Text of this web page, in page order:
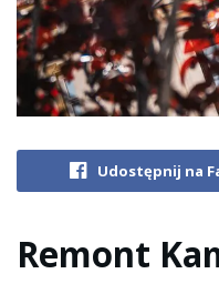
Udostępnij na
Remont